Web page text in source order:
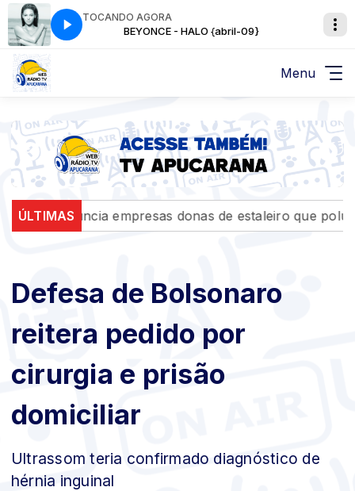
TOCANDO AGORA
BEYONCE - HALO {abril-09}
Menu
ÚLTIMAS
denuncia empresas donas de estaleiro que poluiu Baía
Defesa de Bolsonaro
reitera pedido por
cirurgia e prisão
domiciliar
Ultrassom teria confirmado diagnóstico de
hérnia inguinal